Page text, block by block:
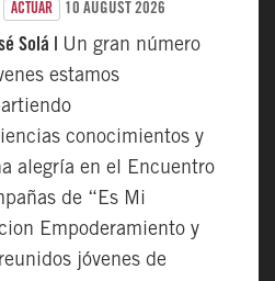
ACTUAR 10 AUGUST 2026
Solá | Un gran número
estamos
conocimientos y
alegría en el Encuentro
de “Es Mi
Empoderamiento y
jóvenes de